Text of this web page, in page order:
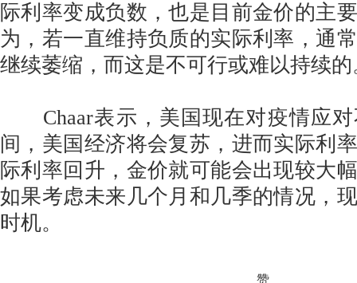
际利率变成负数，也是目前金价的主
为，若一直维持负质的实际利率，通
继续萎缩，而这是不可行或难以持续的
Chaar表示，美国现在对疫情应对
间，美国经济将会复苏，进而实际利
际利率回升，金价就可能会出现较大
如果考虑未来几个月和几季的情况，
时机。
赞